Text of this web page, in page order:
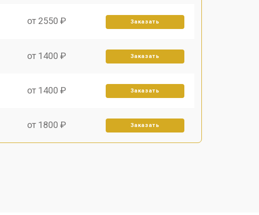
от 2550 ₽ Заказать
от 1400 ₽ Заказать
от 1400 ₽ Заказать
от 1800 ₽ Заказать